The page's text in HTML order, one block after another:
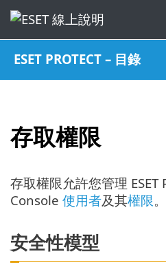
ESET PROTECT – 目錄
存取權限
存取權限允許您管理 ESET
Console 使用者及其權限。
安全性模型